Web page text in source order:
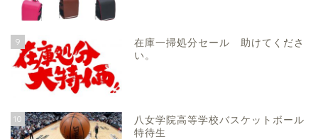
9
在庫一掃処分セール 助けてくださ
い。
10
八女学院高等学校バスケットボール
特待生